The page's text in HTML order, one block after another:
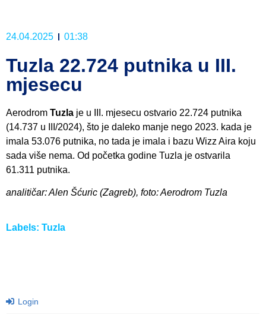
24.04.2025 01:38
Tuzla 22.724 putnika u III.
mjesecu
Aerodrom Tuzla je u III. mjesecu ostvario 22.724 putnika
(14.737 u III/2024), što je daleko manje nego 2023. kada je
imala 53.076 putnika, no tada je imala i bazu Wizz Aira koju
sada više nema. Od početka godine Tuzla je ostvarila
61.311 putnika.
analitičar: Alen Šćuric (Zagreb), foto: Aerodrom Tuzla
Labels: Tuzla
Login